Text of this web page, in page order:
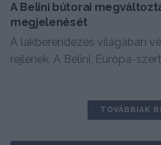
A Belini bútorai
megjelenését
A lakberendezés világában
rejlenek. A Belini, Európa-
TOVÁBBIAK